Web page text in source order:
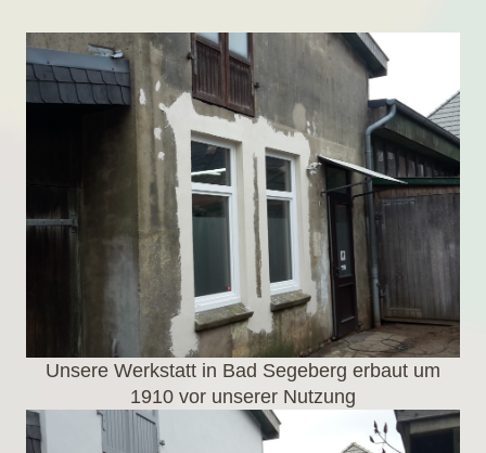
Unsere Werkstatt in Bad Segeberg erbaut um
1910 vor unserer Nutzung